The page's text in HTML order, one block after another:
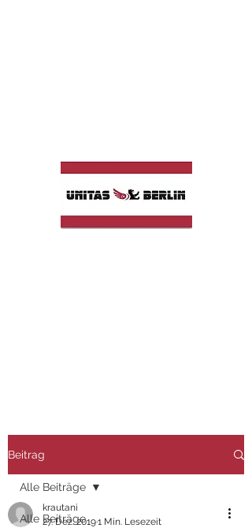
Beitrag
Alle Beiträge
Alle Beiträge
krautani
27. Dez. 20191 Min. Lesezeit